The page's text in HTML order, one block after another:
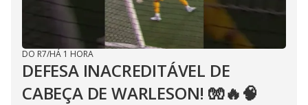
DO R7/HÁ 1 HORA
DEFESA INACREDITÁVEL DE
CABEÇA DE WARLESON! 🧤🔥🧠